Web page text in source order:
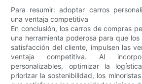
Para resumir: adoptar carros
una ventaja competitiva
En conclusión, los carros de compras
una herramienta poderosa para que los
satisfacción del cliente, impulsen las
ventaja competitiva. Al
personalizables, optimizar la
priorizar la sostenibilidad, los